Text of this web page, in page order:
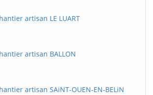
artisan LE LUART
artisan BALLON
artisan SAiNT-OUEN-EN-BELiN